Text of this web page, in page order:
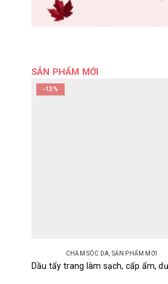
SẢN PHẨM MỚI
-13%
CHĂM SÓC DA, SẢN PHẨM MỚI